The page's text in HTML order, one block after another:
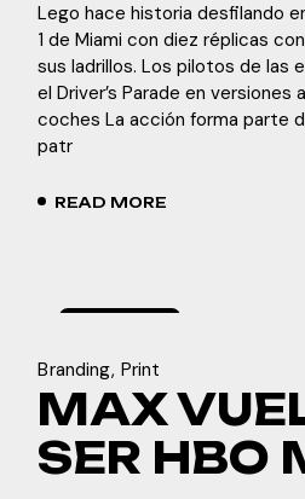
Lego hace historia desfilando
1 de Miami con diez réplicas
sus ladrillos. Los pilotos de las
el Driver’s Parade en versiones
coches La acción forma parte
patr
READ MORE
2024
Branding Print
MAX
SER HBO